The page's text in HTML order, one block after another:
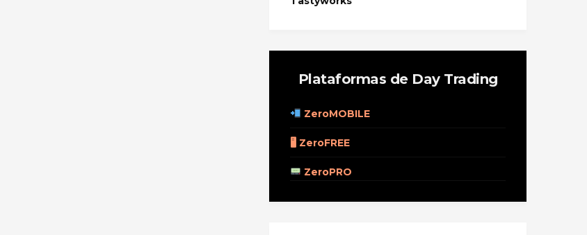
Plataformas de Day Trading
ZeroMOBILE
🖥 ZeroFREE
ZeroPRO